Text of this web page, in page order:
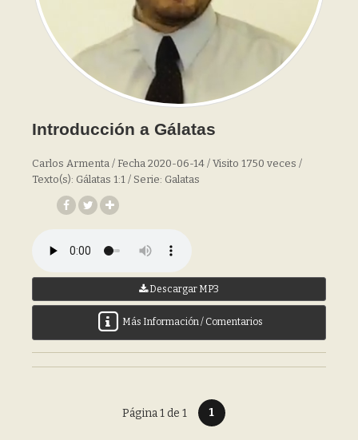
Introducción a Gálatas
Carlos Armenta / Fecha 2020-06-14 / Visito 1750 veces /
Texto(s): Gálatas 1:1 / Serie: Galatas
Descargar MP3
Más Información / Comentarios
Página 1 de 1 1